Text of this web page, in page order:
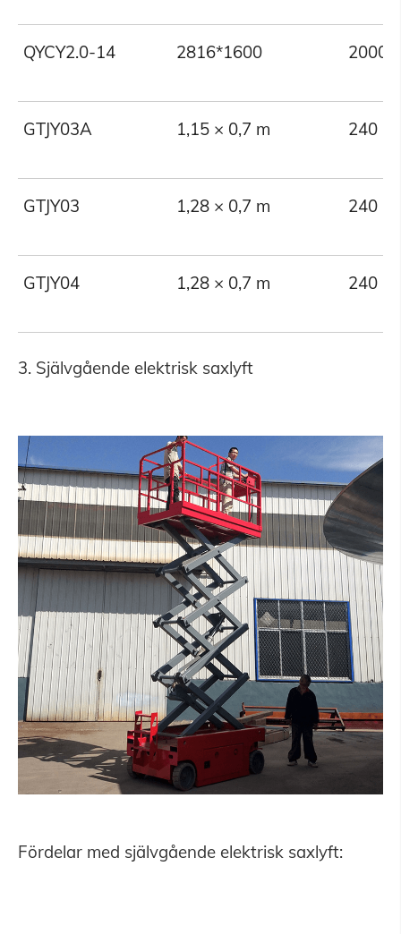
QYCY2.0-14 2816*1600 2000
GTJY03A 1,15 × 0,7 m 240
GTJY03 1,28 × 0,7 m 240
GTJY04 1,28 × 0,7 m 240
3. Självgående elektrisk saxlyft
Fördelar med självgående elektrisk saxlyft: